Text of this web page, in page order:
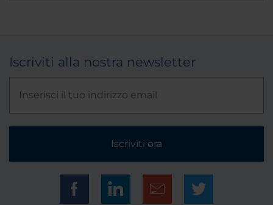
Iscriviti alla nostra newsletter
Iscriviti ora